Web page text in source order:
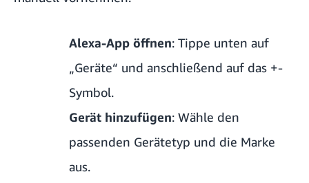
Alexa-App öffnen: Tippe unten auf
„Geräte“ und anschließend auf das +-
Symbol.
Gerät hinzufügen: Wähle den
passenden Gerätetyp und die Marke
aus.